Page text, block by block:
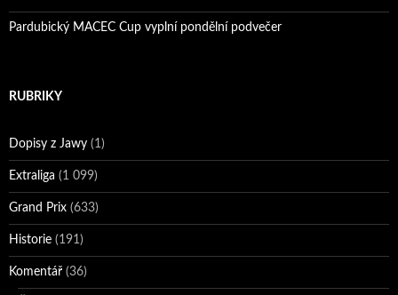
Pardubický MACEC Cup vyplní pondělní podvečer
RUBRIKY
Dopisy z Jawy (1)
Extraliga (1 099)
Grand Prix (633)
Historie (191)
Komentář (36)